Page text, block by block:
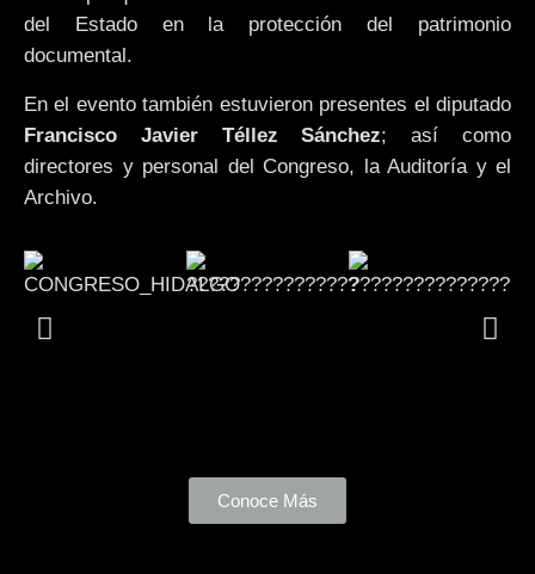
del Estado en la protección del patrimonio
documental.
En el evento también estuvieron presentes el diputado
Francisco Javier Téllez Sánchez; así como
directores y personal del Congreso, la Auditoría y el
Archivo.
Conoce Más